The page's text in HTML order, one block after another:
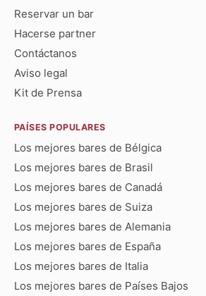
Reservar un bar
Hacerse partner
Contáctanos
Aviso legal
Kit de Prensa
PAÍSES POPULARES
Los mejores bares de Bélgica
Los mejores bares de Brasil
Los mejores bares de Canadá
Los mejores bares de Suiza
Los mejores bares de Alemania
Los mejores bares de España
Los mejores bares de Italia
Los mejores bares de Países Bajos